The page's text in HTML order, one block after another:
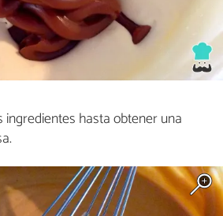
ingredientes hasta obtener una